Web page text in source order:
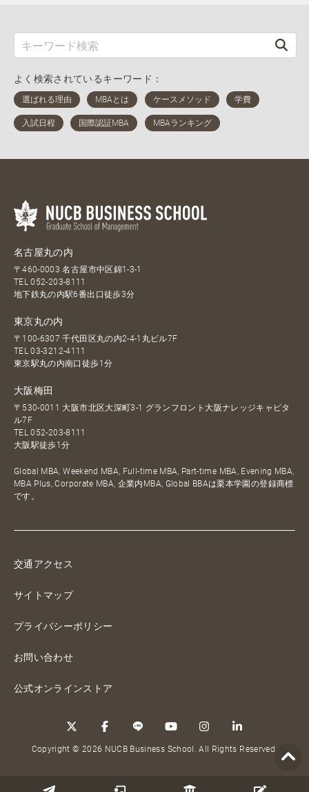
よく検索されているキーワード：
名古屋丸の内
〒460-0003 名古屋市中区錦1-3-1
TEL052-203-8111
地下鉄丸の内駅6番出口徒歩3分
東京丸の内
〒100-6307 千代田区丸の内2-4-1丸ビル7F
TEL03-3212-4111
東京駅丸の内南口徒歩1分
大阪梅田
〒530-0011 大阪市北区大深町3-1 グランフロント大阪ナレッジキャピタ
ル7F
TEL052-203-8111
大阪駅徒歩1分
Global MBA, Weekend MBA, Full-time MBA, Part-time MBA, Evening MBA,
MBA Plus, Corporate MBA, 企業内MBA, Global BBAは栗本学園の登録商標
です。
交通アクセス
サイトマップ
プライバシーポリシー
お問い合わせ
公式オンラインストア
Copyright © 2026 NUCB Business School. All Rights Reserved.